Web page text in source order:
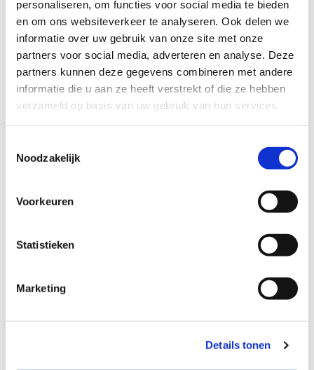
personaliseren, om functies voor social media te bieden
en om ons websiteverkeer te analyseren. Ook delen we
informatie over uw gebruik van onze site met onze
partners voor social media, adverteren en analyse. Deze
partners kunnen deze gegevens combineren met andere
informatie die u aan ze heeft verstrekt of die ze hebben
verzameld op basis van uw gebruik van hun services.
Noodzakelijk
Voorkeuren
Statistieken
Marketing
Details tonen
Bespreek uw metselwensen
Hebt u speciale wensen? Geen probleem! Wij gaan
graag met uw plan aan de slag. Of het nu
siermetselwerk of standaard metselwerk betreft. Ook
als u advies nodig hebt gaan we graag met u in
gesprek. Neemcontactop om de mogelijkheden te
bespreken of om een prijsindicatie te ontvangen.